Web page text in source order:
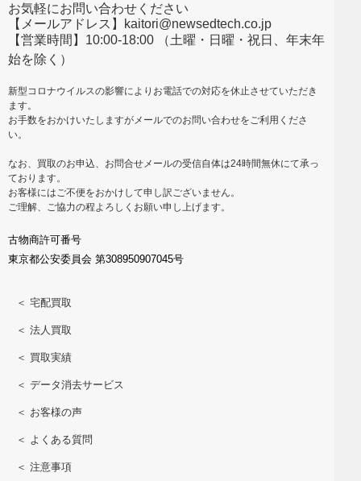
お気軽にお問い合わせください
【メールアドレス】kaitori@newsedtech.co.jp
【営業時間】10:00-18:00 （土曜・日曜・祝日、年末年
始を除く）
新型コロナウイルスの影響によりお電話での対応を休止させていただき
ます。
お手数をおかけいたしますがメールでのお問い合わせをご利用くださ
い。
なお、買取のお申込、お問合せメールの受信自体は24時間無休にて承っ
ております。
お客様にはご不便をおかけして申し訳ございません。
ご理解、ご協力の程よろしくお願い申し上げます。
古物商許可番号
東京都公安委員会 第308950907045号
＜ 宅配買取
＜ 法人買取
＜ 買取実績
＜ データ消去サービス
＜ お客様の声
＜ よくある質問
＜ 注意事項